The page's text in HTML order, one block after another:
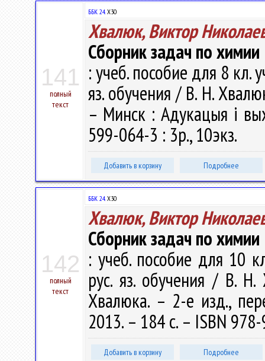
141
полный
текст
ББК 24.Х30
Хвалюк, Виктор
Сборник задач по химии
: учеб. пособие для 8 кл.
яз. обучения / В. Н.
– Минск : Адукацыя i
599-064-3 : 3р., 10экз.
Добавить в корзину Подробнее
142
полный
текст
ББК 24.Х30
Хвалюк, Виктор
Сборник задач по химии
: учеб. пособие для 10
рус. яз. обучения / В.
Хвалюка. – 2-е изд.,
2013. – 184 с. – ISBN
Добавить в корзину Подробнее